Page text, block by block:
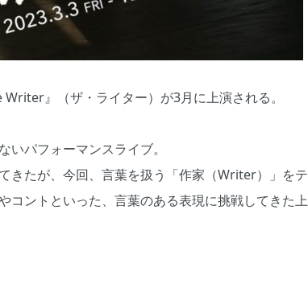
』（ザ・ライター）が3月に上演される。
パフォーマンスライブ。
きたが、今回、言葉を扱う「作家（Writer）」をテ
コントといった、言葉のある表現に挑戦してきた上